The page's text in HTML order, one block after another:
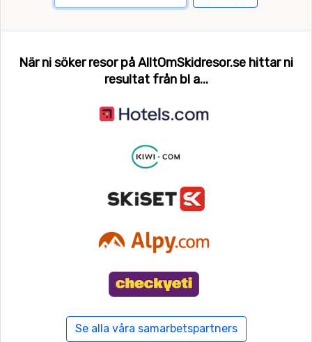
När ni söker resor på AlltOmSkidresor.se hittar ni
resultat från bl a...
Se alla våra samarbetspartners